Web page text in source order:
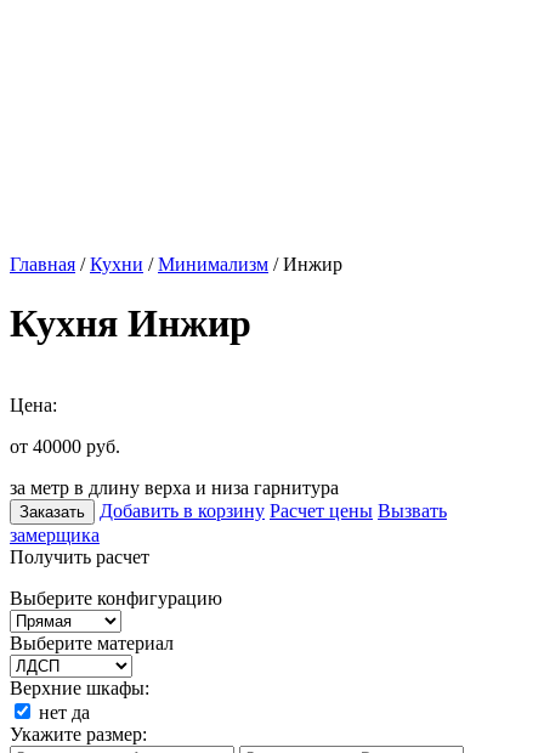
Главная /Кухни /Минимализм / Инжир
Кухня Инжир
Цена:
от 40000 руб.
за метр в длину верха и низа гарнитура
Заказать Добавить в корзину Расчет цены Вызвать
замерщика
Получить расчет
Выберите конфигурацию
Выберите материал
Верхние шкафы:
нет да
Укажите размер: